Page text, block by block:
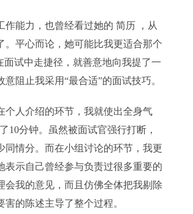
能力，也曾经看过她的 简历 ，从
平心而论，她可能比我更适合那个
试中走捷径，就善意地向我提了一
阻止我采用“最合适”的面试技巧。
人介绍的环节，我就使出全身气
10分钟。虽然被面试官强行打断，
情分。而在小组讨论的环节，我更
示自己曾经参与负责过很多重要的
我的意见，而且仿佛全体把我剔除
的陈述主导了整个过程。